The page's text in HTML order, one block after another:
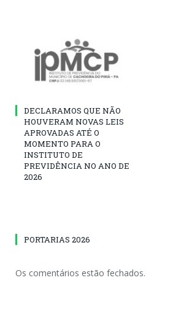
DECLARAMOS QUE NÃO
HOUVERAM NOVAS LEIS
APROVADAS ATÉ O
MOMENTO PARA O
INSTITUTO DE
PREVIDÊNCIA NO ANO DE
2026
PORTARIAS 2026
Os comentários estão fechados.